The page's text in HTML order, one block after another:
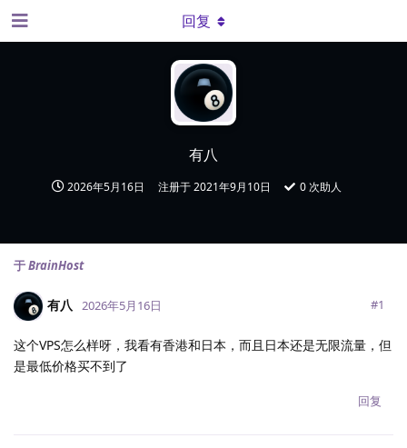
有八
2026年5月16日 注册于2021年9月10日 0 次助人
回复
于BrainHost
有八 2026年5月16日 #1
这个VPS怎么样呀，我看有香港和日本，而且日本还是无限流量，但
是最低价格买不到了
回复